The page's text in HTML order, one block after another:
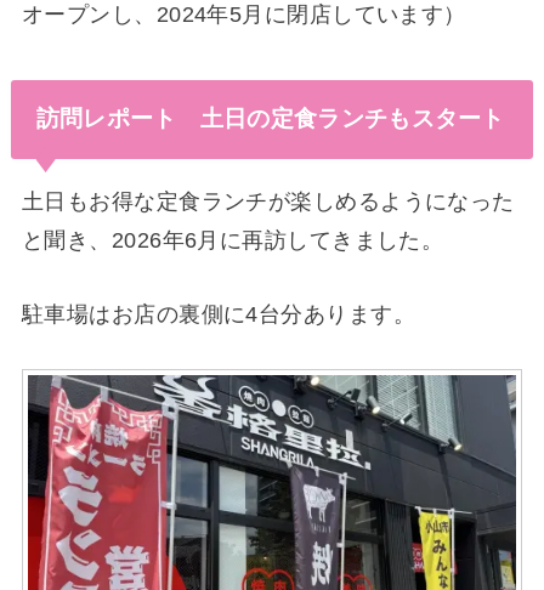
オープンし、2024年5月に閉店しています）
訪問レポート 土日の定食ランチもスタート
土日もお得な定食ランチが楽しめるようになった
と聞き、2026年6月に再訪してきました。
駐車場はお店の裏側に4台分あります。